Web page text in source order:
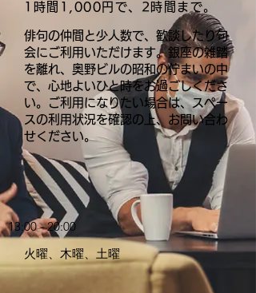
​1時間1,000円で、2時間まで。
俳句の仲間と少人数で、歓談したり句
会にご利用いただけます。銀座の雑踏
を離れ、奥野ビルの昭和の佇まいの中
で、心地よいひと時をお過ごしくださ
い。ご利用になりたい場合は、スペー
スの利用状況を確認の上、お問い合わ
せください。
13:00 - 20:00
​火曜、木曜、土曜